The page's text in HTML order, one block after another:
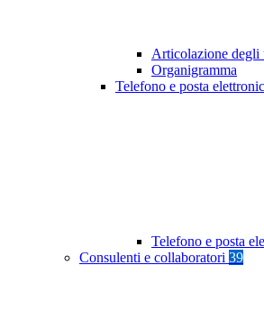
Articolazione degli
Organigramma
Telefono e posta
Telefono e posta
Consulenti e collaboratori 39